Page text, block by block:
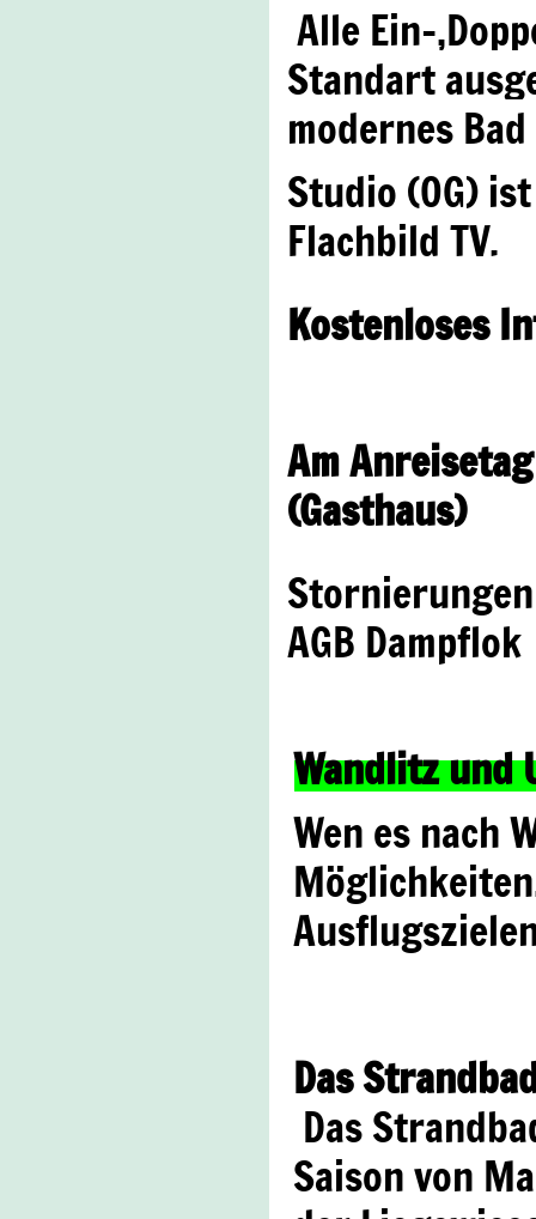
Alle Ein-
Standart
modernes
Studio (OG)
Flachbild TV.
Kostenloses
Am
(Gasthaus)
AGB Dampflok
Wandlitz und
Wen es nach
Das
Das
Saison von